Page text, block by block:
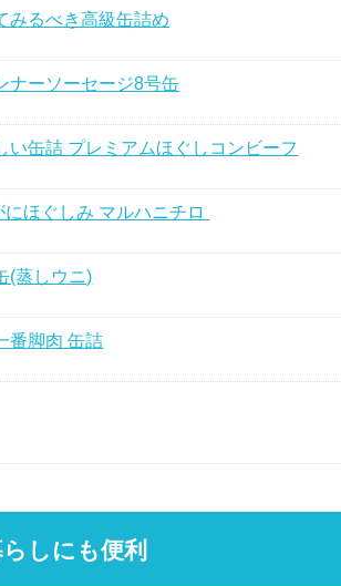
みるべき高級缶詰め
ナーソーセージ8号缶
い缶詰 プレミアムほぐしコンビーフ
にほぐしみ マルハニチロ
(蒸しウニ)
番脚肉 缶詰
しにも便利